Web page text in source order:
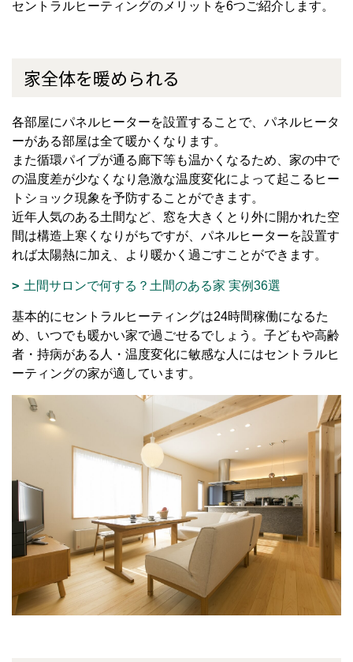
セントラルヒーティングのメリットを6つご紹介します。
家全体を暖められる
各部屋にパネルヒーターを設置することで、パネルヒータ
ーがある部屋は全て暖かくなります。
また循環パイプが通る廊下等も温かくなるため、家の中で
の温度差が少なくなり急激な温度変化によって起こるヒー
トショック現象を予防することができます。
近年人気のある土間など、窓を大きくとり外に開かれた空
間は構造上寒くなりがちですが、パネルヒーターを設置す
れば太陽熱に加え、より暖かく過ごすことができます。
土間サロンで何する？土間のある家 実例36選
基本的にセントラルヒーティングは24時間稼働になるた
め、いつでも暖かい家で過ごせるでしょう。子どもや高齢
者・持病がある人・温度変化に敏感な人にはセントラルヒ
ーティングの家が適しています。